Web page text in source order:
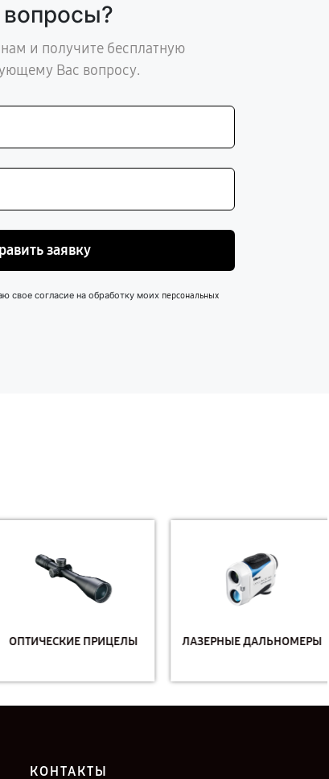
и получите бесплатную
Вас вопросу.
заявку
свое согласие на обработку моих персональных
ПРИЦЕЛЫ ЛАЗЕРНЫЕ ДАЛЬНОМЕРЫ
КОНТАКТЫ